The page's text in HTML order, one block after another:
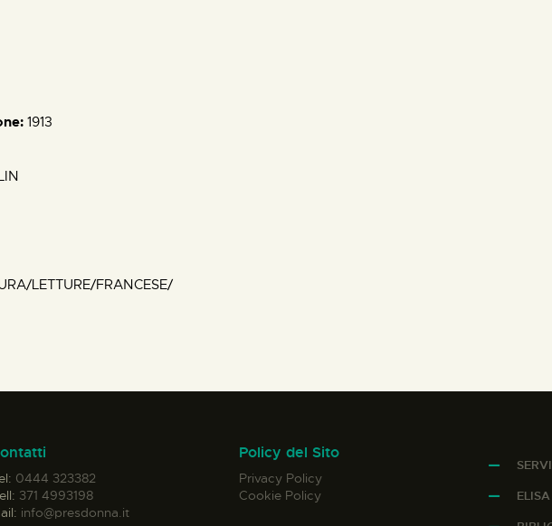
1913
LETTURE/FRANCESE/
0444 323382
371 4993198
info@presdonna.it
Policy del Sito
Privacy Policy
Cookie Policy